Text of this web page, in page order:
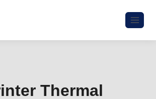
Thermal